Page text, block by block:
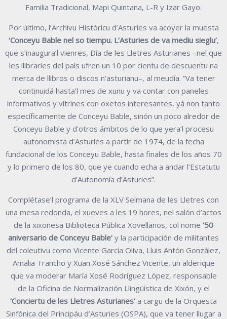
Familia Tradicional, Mapi Quintana, L-R y Izar Gayo.
Por último, l’Archivu Históricu d’Asturies va acoyer la muesta
‘Conceyu Bable nel so tiempu. L’Asturies de va mediu sieglu’,
que s’inaugura’l vienres, Día de les Lletres Asturianes –nel que
les llibraríes del país ufren un 10 por cientu de descuentu na
merca de llibros o discos n’asturianu–, al meudía. “Va tener
continuidá hasta’l mes de xunu y va contar con paneles
informativos y vitrines con oxetos interesantes, yá non tanto
específicamente de Conceyu Bable, sinón un poco alredor de
Conceyu Bable y d’otros ámbitos de lo que yera’l procesu
autonomista d’Asturies a partir de 1974, de la fecha
fundacional de los Conceyu Bable, hasta finales de los años 70
y lo primero de los 80, que ye cuando echa a andar l’Estatutu
d’Autonomía d’Asturies”.
Complétase’l programa de la XLV Selmana de les Lletres con
una mesa redonda, el xueves a les 19 hores, nel salón d’actos
de la xixonesa Biblioteca Pública Xovellanos, col nome ‘50
aniversario de Conceyu Bable’ y la participación de militantes
del coleutivu como Vicente García Oliva, Lluis Antón González,
Amalia Trancho y Xuan Xosé Sánchez Vicente, un alderique
que va moderar María Xosé Rodríguez López, responsable
de la Oficina de Normalización Llingüística de Xixón, y el
‘Conciertu de les Lletres Asturianes’ a cargu de la Orquesta
Sinfónica del Principáu d’Asturies (OSPA), que va tener llugar a